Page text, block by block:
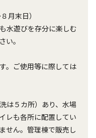
月末日）
水遊びを存分に楽しむ
い。
。ご使用等に際しては
は５カ所）あり、水場
レも各所に配置してい
せん。管理棟で販売し